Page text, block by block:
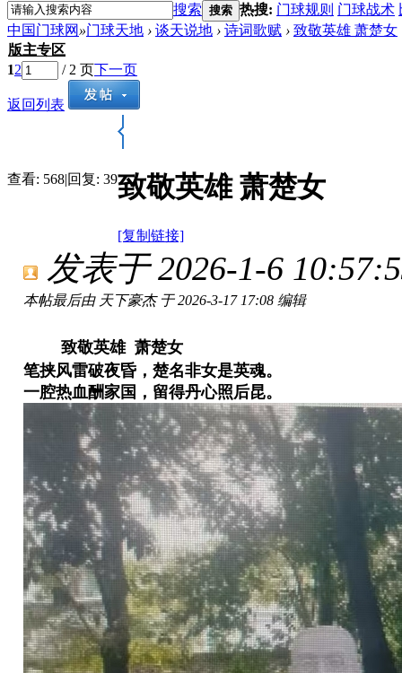
搜索 搜索 热搜: 门球规则 门球战术
中国门球网 »门球天地 › 谈天说地 › 诗词歌赋 › 致敬英雄 萧楚女
版主专区
12 / 2 页下一页
返回列表
查看: 568|回复: 39致敬英雄 萧楚女
[复制链接]
发表于 2026-1-6
本帖最后由 天下豪杰 于 2026-3-17 17:08 编辑
致敬英雄 萧楚女
笔挟风雷破夜昏，楚名非女是英魂。
一腔热血酬家国，留得丹心照后昆。